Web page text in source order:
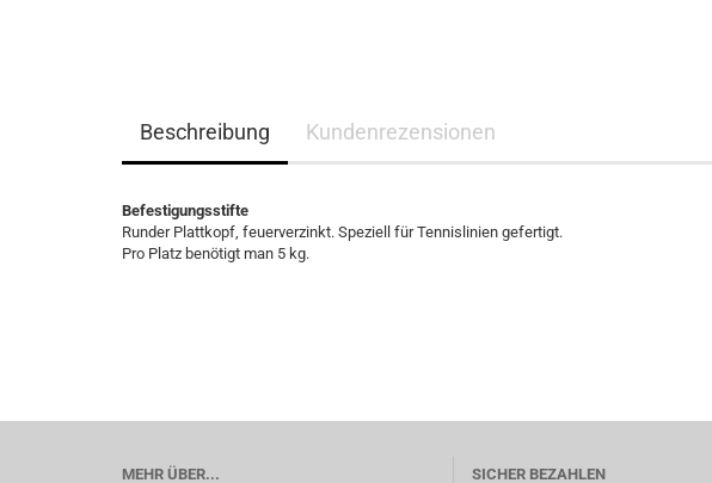
Beschreibung Kundenrezensionen
Befestigungsstifte
Runder Plattkopf, feuerverzinkt. Speziell für Tennislinien gefertigt.
Pro Platz benötigt man 5 kg.
MEHR ÜBER...
SICHER BEZAHLEN